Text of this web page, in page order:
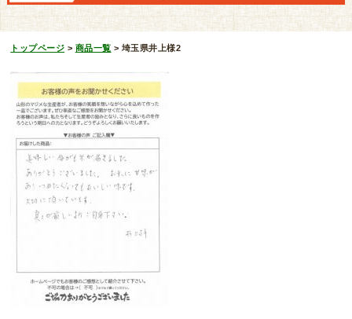
トップページ > 商品一覧 > 埼玉県井上様2